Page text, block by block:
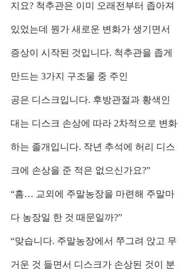
지요? 척추관은 이미 오래전부터 좁아져
있었는데 뭔가 새로운 변화가 생기면서
증상이 시작된 것입니다. 척추관을 좁게
만드는 3가지 구조물 중 주인
공은 디스크입니다. 후방관절과 황색인
대는 디스크 손상에 따라 2차적으로 변화
하는 졸개입니다. 작년 추석에 허리 디스
크에 손상을 준 적은 없으신가요?”
“흠… 교외에 주말농장을 마련해 주말마
다 농장일 한 것 때문일까?”
“맞습니다. 주말농장에서 쭈그려 앉고 무
거운 것 들면서 디스크가 손상된 것이 분